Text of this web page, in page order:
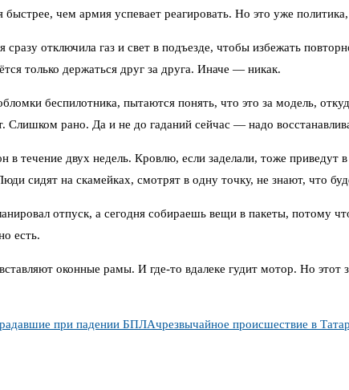
чем армия успевает реагировать. Но это уже
отключила газ и свет в подъезде, чтобы избежать
только держаться друг за друга. Иначе — никак.
беспилотника, пытаются понять, что это за модель,
рано. Да и не до гаданий сейчас — надо
течение двух недель. Кровлю, если заделали, тоже
сидят на скамейках, смотрят в одну точку, не знают, что
отпуск, а сегодня собираешь вещи в пакеты, потому
есть.
оконные рамы. И где-то вдалеке гудит мотор. Но
при падении БПЛАчрезвычайное происшествие в